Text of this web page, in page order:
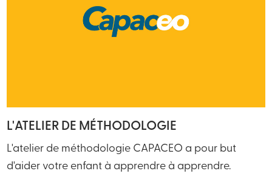
L'ATELIER DE MÉTHODOLOGIE
L'atelier de méthodologie CAPACEO a pour but
d'aider votre enfant à apprendre à apprendre.